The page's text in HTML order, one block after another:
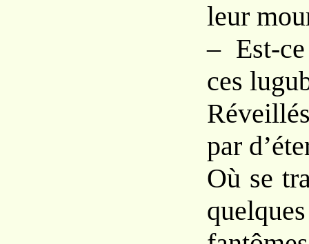
leur
– Est-
ces
par
Où se